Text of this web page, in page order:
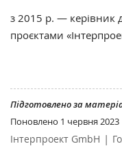
з 2015 р. — керівник
проєктами
Підготовлено за
Поновлено 1 червня 2023
Інтерпроект GmbH |